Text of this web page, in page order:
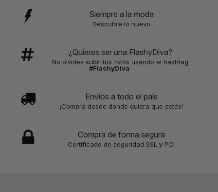
Siempre a la moda
Descubre lo nuevo
¿Quieres ser una FlashyDiva?
No olvides subir tus fotos usando el hashtag
#FlashyDiva
Envíos a todo el país
¡Compra desde donde quiera que estés!
Compra de forma segura
Certificado de seguridad SSL y PCI